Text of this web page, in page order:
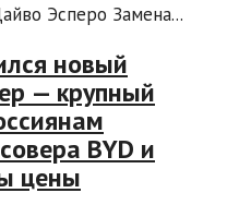
Эсперо Замена...
новый
— крупный
BYD и
цены